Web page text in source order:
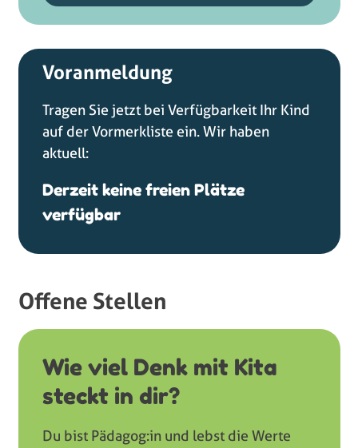
Voranmeldung
Tragen Sie jetzt bei Verfügbarkeit Ihr Kind
auf der Vormerkliste ein. Wir haben
aktuell:
Derzeit keine freien Plätze
verfügbar
Offene Stellen
Wie viel Denk mit Kita
steckt in dir?
Du bist Pädagog:in und lebst die Werte